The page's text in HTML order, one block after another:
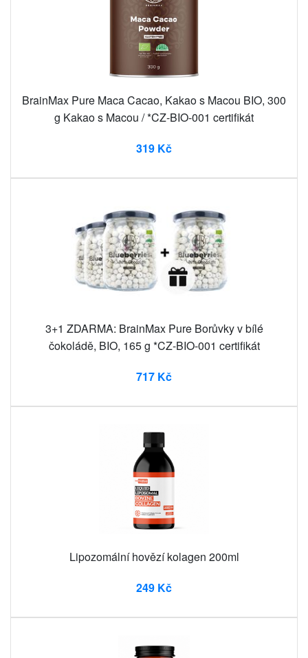
BrainMax Pure Maca Cacao, Kakao s Macou BIO, 300
g Kakao s Macou / *CZ-BIO-001 certifikát
319 Kč
3+1 ZDARMA: BrainMax Pure Borůvky v bílé
čokoládě, BIO, 165 g *CZ-BIO-001 certifikát
717 Kč
Lipozomální hovězí kolagen 200ml
249 Kč